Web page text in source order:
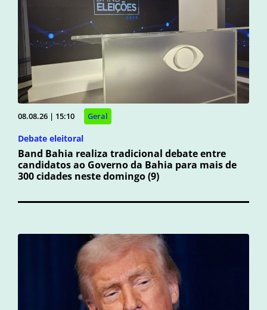
08.08.26 | 15:10 Geral
Debate eleitoral
Band Bahia realiza tradicional debate entre
candidatos ao Governo da Bahia para mais de
300 cidades neste domingo (9)